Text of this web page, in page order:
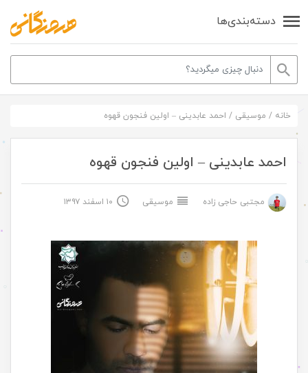
دسته‌بندی‌ها
خانه / موسیقی / احمد عابدینی – اولین فنجون قهوه
احمد عابدینی – اولین فنجون قهوه
مجتبی حاجی زاده موسیقی ۱۰ اسفند ۱۳۹۷